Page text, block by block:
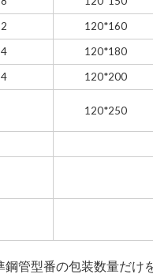
120*160
120*180
120*200
120*250
管型番の包装数量だ